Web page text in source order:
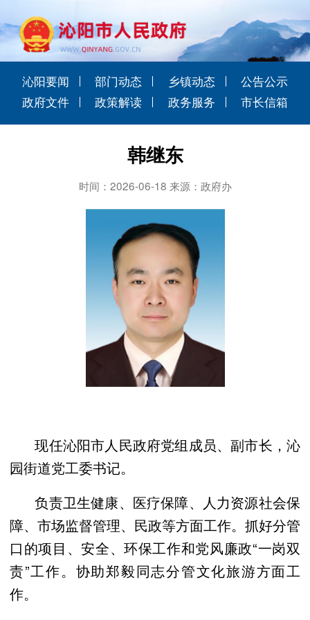
沁阳要闻 部门动态 乡镇动态
公告公示
政府文件
政策解读 政务服务 市长信箱
韩继东
时间：2026-06-18 来源：政府办
现任沁阳市人民政府党组成员、副市长，沁
园街道党工委书记。
负责卫生健康、医疗保障、人力资源社会保
障、市场监督管理、民政等方面工作。抓好分管
口的项目、安全、环保工作和党风廉政“一岗双
责”工作。协助郑毅同志分管文化旅游方面工
作。